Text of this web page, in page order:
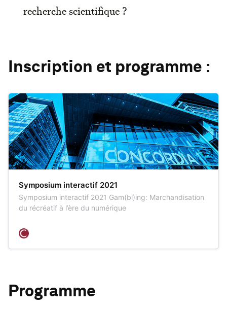
recherche scientifique ?
Inscription et programme :
Symposium interactif 2021
Symposium interactif 2021 Gam(bl)ing: Marchandisation
du récréatif à l’ère du numérique
Programme